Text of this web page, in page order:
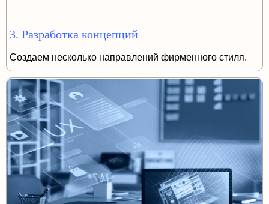
3. Разработка концепций
Создаем несколько направлений фирменного стиля.